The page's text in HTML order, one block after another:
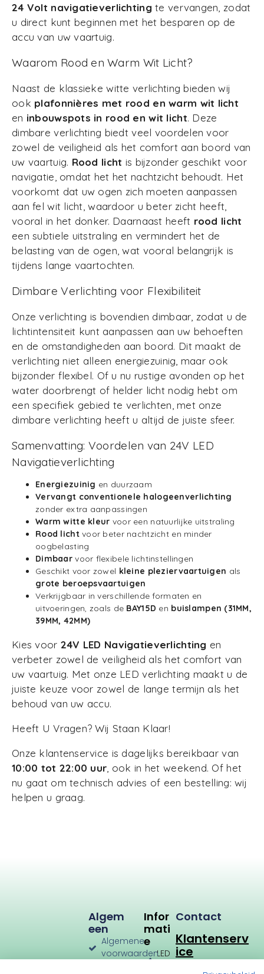
24 Volt navigatieverlichting te vervangen, zodat
u direct kunt beginnen met het besparen op de
accu van uw vaartuig.
Waarom Rood en Warm Wit Licht?
Naast de klassieke witte verlichting bieden wij
ook plafonnières met rood en warm wit licht
en inbouwspots in rood en wit licht. Deze
dimbare verlichting biedt veel voordelen voor
zowel de veiligheid als het comfort aan boord van
uw vaartuig. Rood licht is bijzonder geschikt voor
navigatie, omdat het het nachtzicht behoudt. Het
voorkomt dat uw ogen zich moeten aanpassen
aan fel wit licht, waardoor u beter zicht heeft,
vooral in het donker. Daarnaast heeft rood licht
een subtiele uitstraling en vermindert het de
belasting van de ogen, wat vooral belangrijk is
tijdens lange vaartochten.
Dimbare Verlichting voor Flexibiliteit
Onze verlichting is bovendien dimbaar, zodat u de
lichtintensiteit kunt aanpassen aan uw behoeften
en de omstandigheden aan boord. Dit maakt de
verlichting niet alleen energiezuinig, maar ook
bijzonder flexibel. Of u nu rustige avonden op het
water doorbrengt of helder licht nodig hebt om
een specifiek gebied te verlichten, met onze
dimbare verlichting heeft u altijd de juiste sfeer.
Samenvatting: Voordelen van 24V LED
Navigatieverlichting
Energiezuinig en duurzaam
Vervangt conventionele halogeenverlichting
zonder extra aanpassingen
Warm witte kleur voor een natuurlijke uitstraling
Rood lichtvoor beter nachtzicht en minder
oogbelasting
Dimbaarvoor flexibele lichtinstellingen
Geschikt voor zowel kleine pleziervaartuigen als
grote beroepsvaartuigen
Verkrijgbaar in verschillende formaten en
uitvoeringen, zoals de BAY15D en buislampen (31MM,
39MM, 42MM)
Kies voor 24V LED Navigatieverlichting en
verbeter zowel de veiligheid als het comfort van
uw vaartuig. Met onze LED verlichting maakt u de
juiste keuze voor zowel de lange termijn als het
behoud van uw accu.
Heeft U Vragen? Wij Staan Klaar!
Onze klantenservice is dagelijks bereikbaar van
10:00 tot 22:00 uur , ook in het weekend. Of het
nu gaat om technisch advies of een bestelling: wij
helpen u graag.
Infor
Mati
E
LED
Algem
Een
Algemene
voorwaarden
Contact
Klantenserv
ice